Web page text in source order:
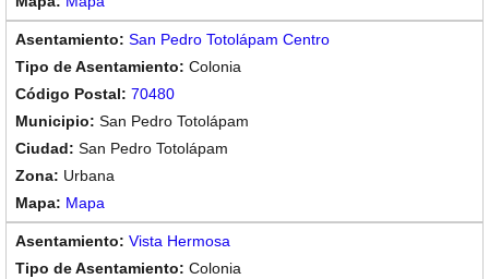
San Pedro Totolápam Centro
Colonia
70480
San Pedro Totolápam
San Pedro Totolápam
Urbana
Mapa
Vista Hermosa
Colonia